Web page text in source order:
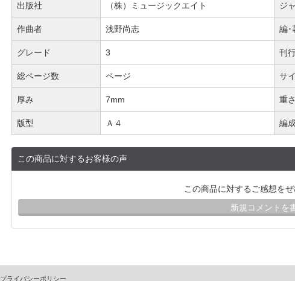
出版社 （株）ミュージックエイト ジ
作曲者 浅野尚志 編･
グレード 3 刊
総ページ数 ページ サ
厚み 7mm 重さ
版型 Ａ４ 編
この商品に対するお客様の声
この商品に対するご感想をぜ
新規コメントを
プライバシーポリシー